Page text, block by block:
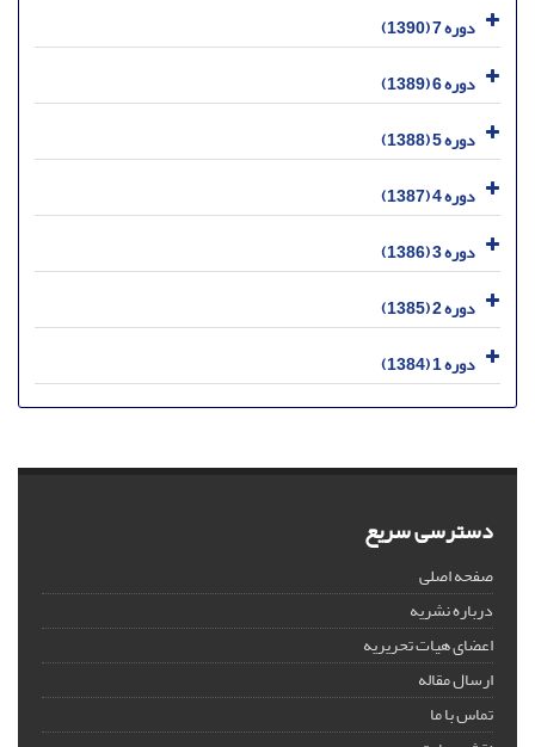
دوره 7 (1390)
دوره 6 (1389)
دوره 5 (1388)
دوره 4 (1387)
دوره 3 (1386)
دوره 2 (1385)
دوره 1 (1384)
دسترسی سریع
صفحه اصلی
درباره نشریه
اعضای هیات تحریریه
ارسال مقاله
تماس با ما